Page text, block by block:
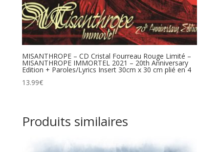
MISANTHROPE – CD Cristal Fourreau Rouge Limité –
MISANTHROPE IMMORTEL 2021 – 20th Anniversary
Edition + Paroles/Lyrics Insert 30cm x 30 cm plié en 4
13.99€
Produits similaires